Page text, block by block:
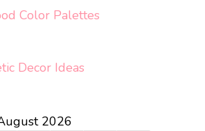
Color Palettes
Decor Ideas
2026